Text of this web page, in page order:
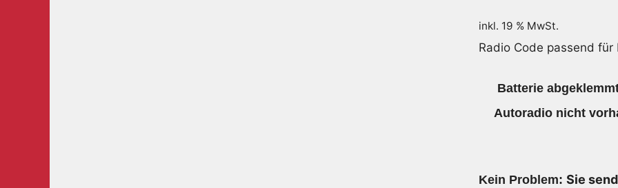
inkl. 19 % MwSt.
Radio Code passend
Batterie
Autoradio nicht
Kein Problem:Sie